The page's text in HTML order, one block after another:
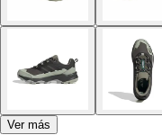
Ver más